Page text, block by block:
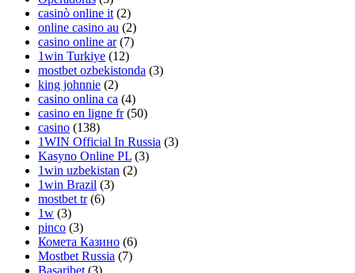
casinò online it (2)
online casino au (2)
casino online ar(7)
1win Turkiye (12)
mostbet ozbekistonda (3)
king johnnie (2)
casino onlina ca (4)
casino en ligne fr(50)
casino (138)
1WIN Official In Russia (3)
Kasyno Online PL (3)
1win uzbekistan (2)
1win Brazil (3)
mostbet tr(6)
1w (3)
pinco (3)
Комета Казино (6)
Mostbet Russia (7)